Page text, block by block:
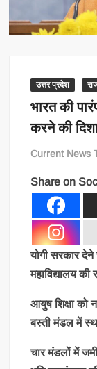
उत्तर प्रदेश
भारत की
करने की
Current News
Share on
योगी सरकार
महाविद्यालय की
आयुष शिक्षा को
बस्ती मंडल में
चार मंडलों में